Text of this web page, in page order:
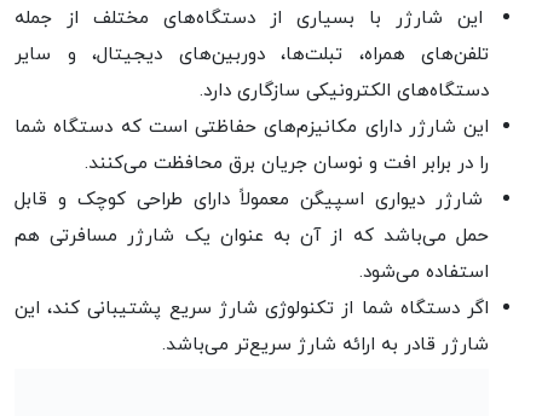
این شارژر با بسیاری از دستگاه‌های مختلف از جمله
تلفن‌های همراه، تبلت‌ها، دوربین‌های دیجیتال، و سایر
دستگاه‌های الکترونیکی سازگاری دارد.
این شارژر دارای مکانیزم‌های حفاظتی است که دستگاه شما
را در برابر افت و نوسان جریان برق محافظت می‌کنند.
شارژر دیواری اسپیگن معمولاً دارای طراحی کوچک و قابل
حمل می‌باشد که از آن به عنوان یک شارژر مسافرتی هم
استفاده می‌شود.
اگر دستگاه شما از تکنولوژی شارژ سریع پشتیبانی کند، این
شارژر قادر به ارائه شارژ سریع‌تر می‌باشد.